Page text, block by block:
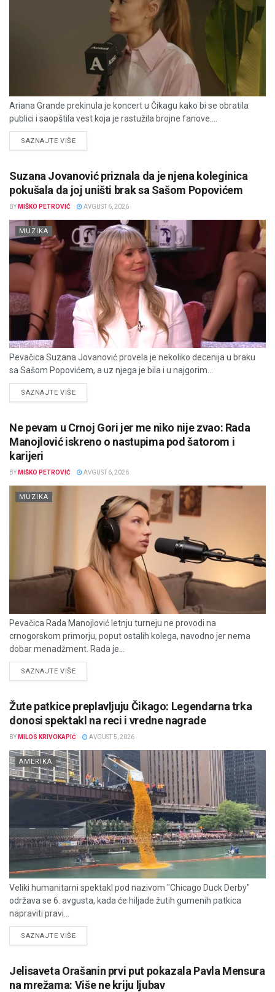
Ariana Grande prekinula je koncert u Čikagu kako bi se obratila
publici i saopštila vest koja je rastužila brojne fanove....
SAZNAJTE VIŠEDETAILS
Suzana Jovanović priznala da je njena koleginica
pokušala da joj uništi brak sa Sašom Popovićem
BY MIŠKO PETROVIĆ AVGUST 6, 2026
MUZIKA
Pevačica Suzana Jovanović provela je nekoliko decenija u braku
sa Sašom Popovićem, a uz njega je bila i u najgorim...
SAZNAJTE VIŠEDETAILS
Ne pevam u Crnoj Gori jer me niko nije zvao: Rada
Manojlović iskreno o nastupima pod šatorom i
karijeri
BY MIŠKO PETROVIĆ AVGUST 6, 2026
MUZIKA
Pevačica Rada Manojlović letnju turneju ne provodi na
crnogorskom primorju, poput ostalih kolega, navodno jer nema
dobar menadžment. Rada je...
SAZNAJTE VIŠEDETAILS
Žute patkice preplavljuju Čikago: Legendarna trka
donosi spektakl na reci i vredne nagrade
BY MILOS KRIVOKAPIĆ AVGUST 5, 2026
AMERIKA
Veliki humanitarni spektakl pod nazivom "Chicago Duck Derby"
održava se 6. avgusta, kada će hiljade žutih gumenih patkica
napraviti pravi...
SAZNAJTE VIŠEDETAILS
Jelisaveta Orašanin prvi put pokazala Pavla Mensura
na mrežama: Više ne kriju ljubav